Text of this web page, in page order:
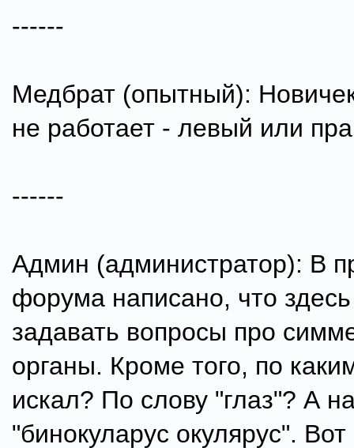
------
Медбрат (опытный):
не работает - левый или
------
Админ (администратор): В
форума написано, что
задавать вопросы про
органы. Кроме того, по
искал? По слову "глаз"? А
"бинокуларус окулярус".